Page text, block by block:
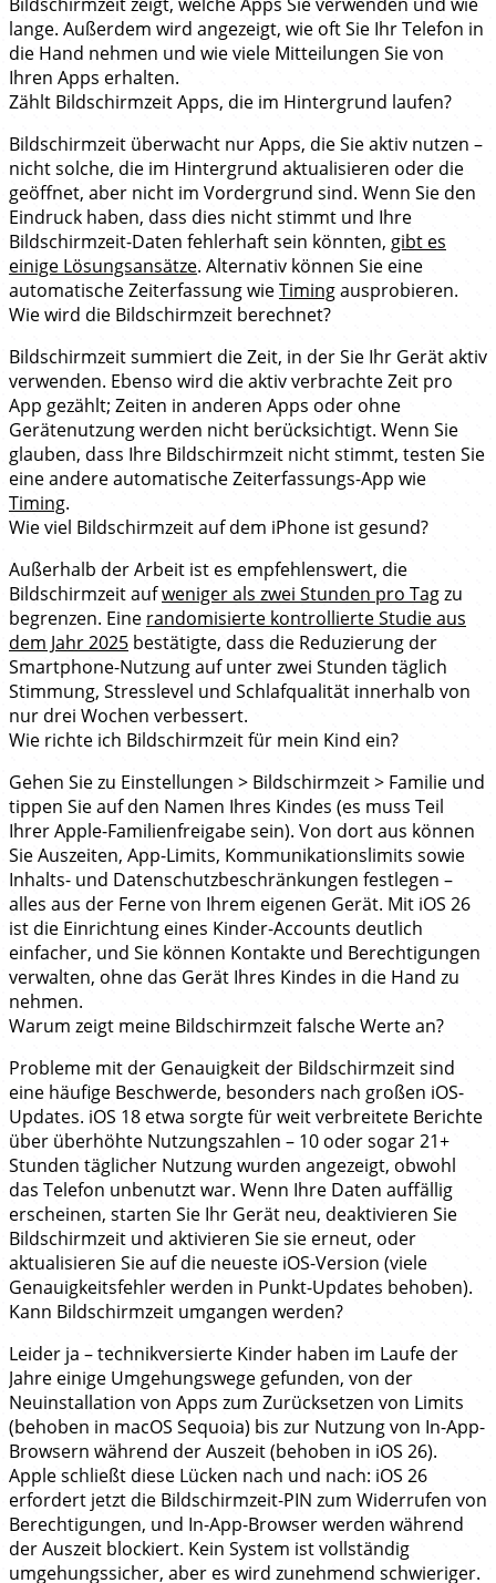
lange. Außerdem wird angezeigt, wie oft Sie Ihr Telefon in
die Hand nehmen und wie viele Mitteilungen Sie von
Ihren Apps erhalten.
Zählt Bildschirmzeit Apps, die im Hintergrund laufen?
Bildschirmzeit überwacht nur Apps, die Sie aktiv nutzen –
nicht solche, die im Hintergrund aktualisieren oder die
geöffnet, aber nicht im Vordergrund sind. Wenn Sie den
Eindruck haben, dass dies nicht stimmt und Ihre
Bildschirmzeit-Daten fehlerhaft sein könnten, gibt es
einige Lösungsansätze. Alternativ können Sie eine
automatische Zeiterfassung wieTimingausprobieren.
Wie wird die Bildschirmzeit berechnet?
Bildschirmzeit summiert die Zeit, in der Sie Ihr Gerät aktiv
verwenden. Ebenso wird die aktiv verbrachte Zeit pro
App gezählt; Zeiten in anderen Apps oder ohne
Gerätenutzung werden nicht berücksichtigt. Wenn Sie
glauben, dass Ihre Bildschirmzeit nicht stimmt, testen Sie
eine andere automatische Zeiterfassungs-App wie
Timing.
Wie viel Bildschirmzeit auf dem iPhone ist gesund?
Außerhalb der Arbeit ist es empfehlenswert, die
Bildschirmzeit aufweniger als zwei Stunden pro Tagzu
begrenzen. Eine randomisierte kontrollierte Studie aus
dem Jahr 2025 bestätigte, dass die Reduzierung der
Smartphone-Nutzung auf unter zwei Stunden täglich
Stimmung, Stresslevel und Schlafqualität innerhalb von
nur drei Wochen verbessert.
Wie richte ich Bildschirmzeit für mein Kind ein?
Gehen Sie zu Einstellungen > Bildschirmzeit > Familie und
tippen Sie auf den Namen Ihres Kindes (es muss Teil
Ihrer Apple-Familienfreigabe sein). Von dort aus können
Sie Auszeiten, App-Limits, Kommunikationslimits sowie
Inhalts- und Datenschutzbeschränkungen festlegen –
alles aus der Ferne von Ihrem eigenen Gerät. Mit iOS 26
ist die Einrichtung eines Kinder-Accounts deutlich
einfacher, und Sie können Kontakte und Berechtigungen
verwalten, ohne das Gerät Ihres Kindes in die Hand zu
nehmen.
Warum zeigt meine Bildschirmzeit falsche Werte an?
Probleme mit der Genauigkeit der Bildschirmzeit sind
eine häufige Beschwerde, besonders nach großen iOS-
Updates. iOS 18 etwa sorgte für weit verbreitete Berichte
über überhöhte Nutzungszahlen – 10 oder sogar 21+
Stunden täglicher Nutzung wurden angezeigt, obwohl
das Telefon unbenutzt war. Wenn Ihre Daten auffällig
erscheinen, starten Sie Ihr Gerät neu, deaktivieren Sie
Bildschirmzeit und aktivieren Sie sie erneut, oder
aktualisieren Sie auf die neueste iOS-Version (viele
Genauigkeitsfehler werden in Punkt-Updates behoben).
Kann Bildschirmzeit umgangen werden?
Leider ja – technikversierte Kinder haben im Laufe der
Jahre einige Umgehungswege gefunden, von der
Neuinstallation von Apps zum Zurücksetzen von Limits
(behoben in macOS Sequoia) bis zur Nutzung von In-App-
Browsern während der Auszeit (behoben in iOS 26).
Apple schließt diese Lücken nach und nach: iOS 26
erfordert jetzt die Bildschirmzeit-PIN zum Widerrufen von
Berechtigungen, und In-App-Browser werden während
der Auszeit blockiert. Kein System ist vollständig
umgehungssicher, aber es wird zunehmend schwieriger.